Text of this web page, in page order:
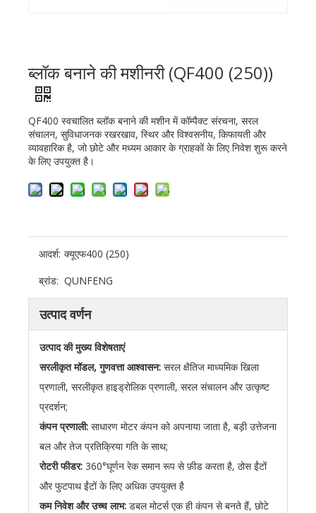
ब्लॉक बनाने की मशीनरी (QF400 (250))
QF400 स्वचालित ब्लॉक बनाने की मशीन में कॉम्पैक्ट संरचना, सरल
संचालन, सुविधाजनक रखरखाव, स्थिर और विश्वसनीय, किफायती और
व्यावहारिक है, जो छोटे और मध्यम आकार के ग्राहकों के लिए निवेश शुरू करने
के लिए उपयुक्त है।
आदर्श: क्यूएफ400 (250)
ब्रांड: QUNFENG
उत्पाद वर्णन
उत्पाद की मुख्य विशेषताएं
सरलीकृत मॉडल, गुणवत्ता आश्वासन: सरल क्षैतिज माध्यमिक खिला
प्रणाली, सरलीकृत हाइड्रोलिक प्रणाली, सरल संचालन और उत्कृष्ट
प्रदर्शन;
कंपन प्रणाली: साधारण मोटर कंपन को अपनाया जाता है, बड़ी उत्तेजना
बल और तेज प्रतिक्रिया गति के साथ;
रोटरी फीडर: 360°घूर्णन रेक समान रूप से फ़ीड करता है, ठोस ईंटों
और फुटपाथ ईंटों के लिए अधिक उपयुक्त है
कम निवेश और उच्च लाभ: डबल मोटर्स एक ही कंपन से बनते हैं, छोटे